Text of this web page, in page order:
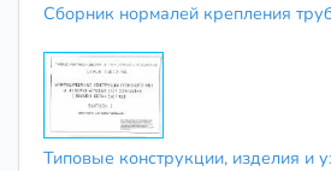
Сборник нормалей крепления
Типовые конструкции, изделия и